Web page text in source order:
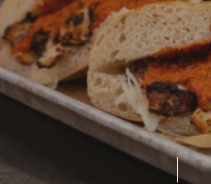
SANDWICHES & WRAPS
28. JULI 2024
TEILEN